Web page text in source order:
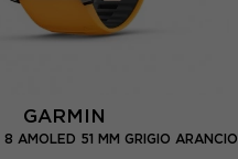
GARMIN
8 AMOLED 51 MM GRIGIO ARANCIO